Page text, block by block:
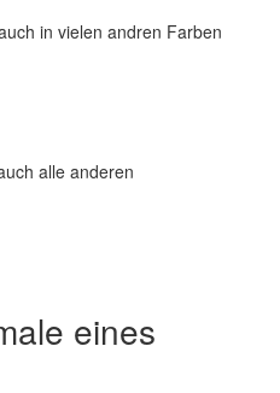
in vielen andren Farben
alle anderen
eines